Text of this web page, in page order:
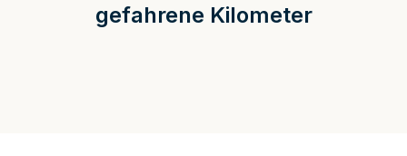
gefahrene Kilometer